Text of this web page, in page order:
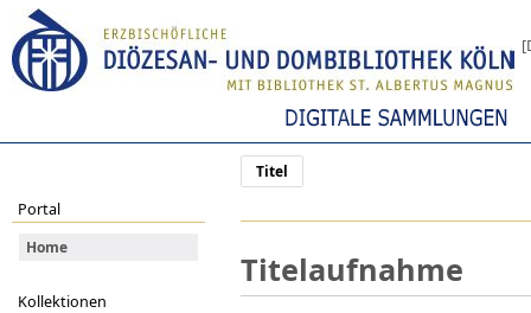
Titel
Portal
Home
Kollektionen
Titelaufnahme